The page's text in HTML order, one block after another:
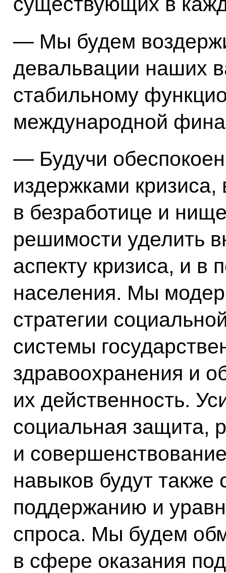
— Мы будем
девальвации наших
стабильному
международной
— Будучи
издержками
в безработице и
решимости уделить
аспекту кризиса, и в
населения. Мы
стратегии
системы
здравоохранения и
их действенность.
социальная защита,
и
навыков будут также
поддержанию и
спроса. Мы будем
в сфере оказания